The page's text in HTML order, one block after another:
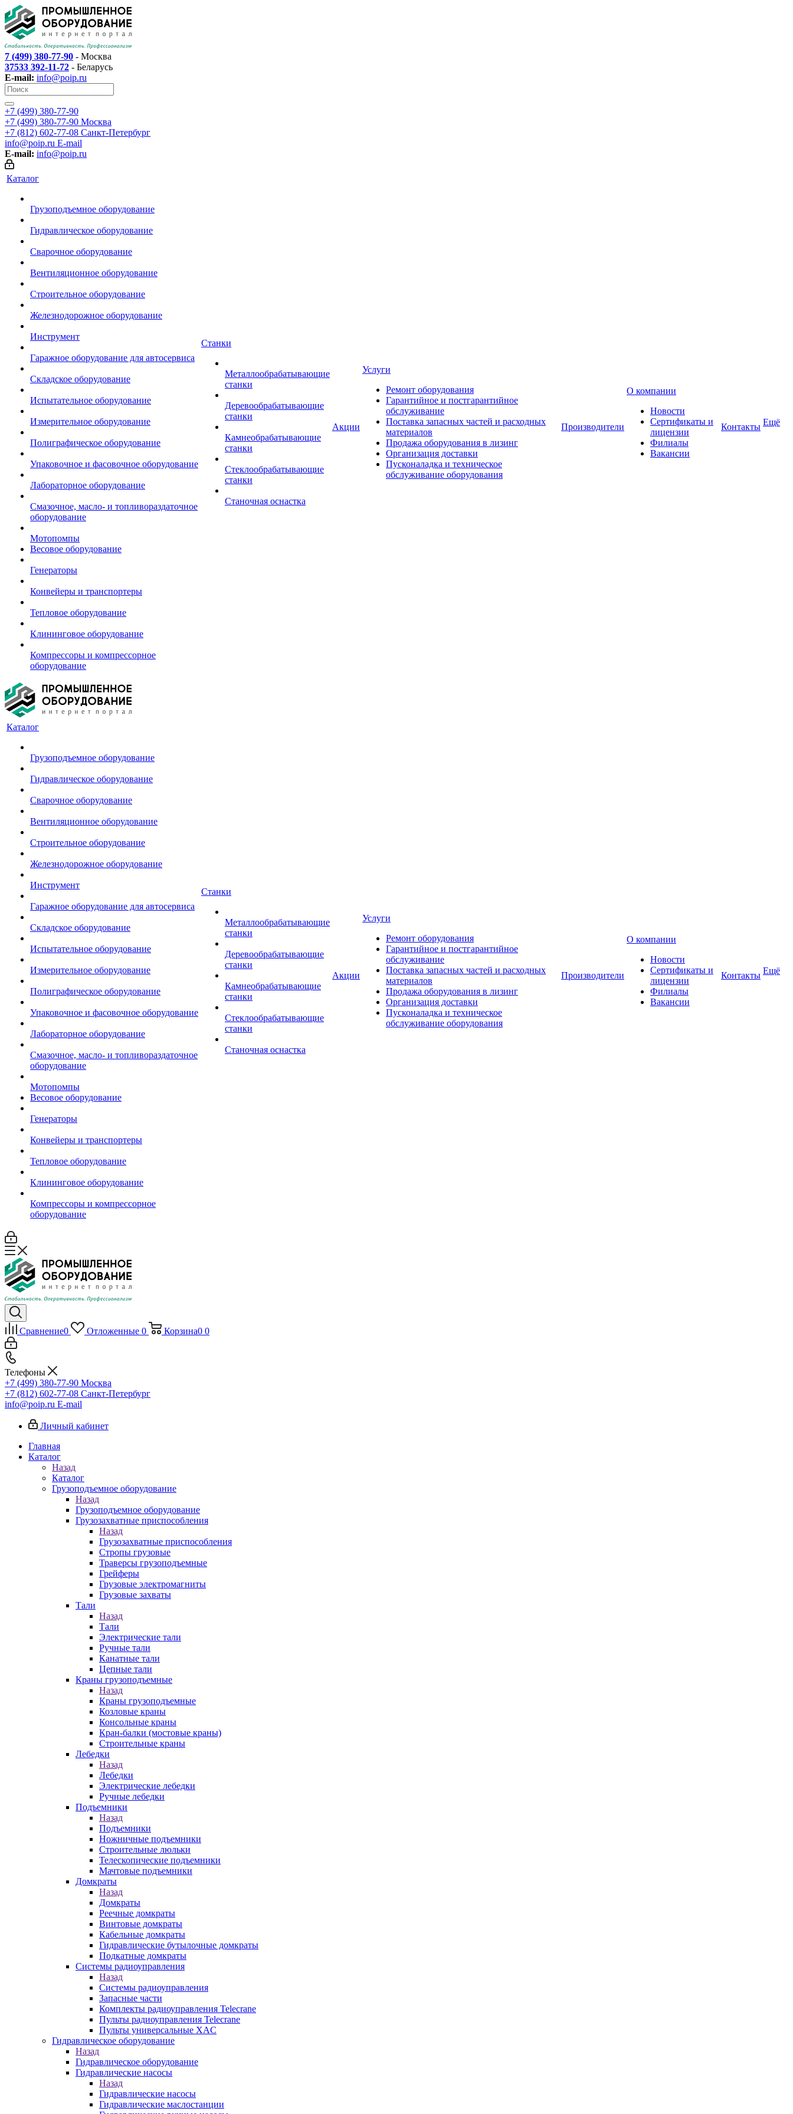
7 (499) 380-77-90 - Москва
37533 392-11-72 - Беларусь
E-mail: info@poip.ru
+7 (499) 380-77-90
+7 (499) 380-77-90 Москва
+7 (812) 602-77-08 Санкт-Петербург
info@poip.ru E-mail
E-mail: info@poip.ru
Каталог
Грузоподъемное оборудование
Гидравлическое оборудование
Сварочное оборудование
Вентиляционное оборудование
Строительное оборудование
Железнодорожное оборудование
Инструмент
Гаражное оборудование для автосервиса
Складское оборудование
Испытательное оборудование
Измерительное оборудование
Полиграфическое оборудование
Упаковочное и фасовочное оборудование
Лабораторное оборудование
Смазочное, масло- и топливораздаточное
оборудование
Мотопомпы
Весовое оборудование
Генераторы
Конвейеры и транспортеры
Тепловое оборудование
Клининговое оборудование
Компрессоры и компрессорное
оборудование
Станки
Металлообрабатывающие
станки
Деревообрабатывающие
станки
Камнеобрабатывающие
станки
Стеклообрабатывающие
станки
Станочная оснастка
Акции
Услуги
Ремонт оборудования
Гарантийное и постгарантийное
обслуживание
Поставка запасных частей и расходных
материалов
Продажа оборудования в лизинг
Организация доставки
Пусконаладка и техническое
обслуживание оборудования
Производители
О компании
Новости
Сертификаты и
лицензии
Филиалы
Вакансии
Контакты Ещё
Каталог
Грузоподъемное оборудование
Гидравлическое оборудование
Сварочное оборудование
Вентиляционное оборудование
Строительное оборудование
Железнодорожное оборудование
Инструмент
Гаражное оборудование для автосервиса
Складское оборудование
Испытательное оборудование
Измерительное оборудование
Полиграфическое оборудование
Упаковочное и фасовочное оборудование
Лабораторное оборудование
Смазочное, масло- и топливораздаточное
оборудование
Мотопомпы
Весовое оборудование
Генераторы
Конвейеры и транспортеры
Тепловое оборудование
Клининговое оборудование
Компрессоры и компрессорное
оборудование
Станки
Металлообрабатывающие
станки
Деревообрабатывающие
станки
Камнеобрабатывающие
станки
Стеклообрабатывающие
станки
Станочная оснастка
Акции
Услуги
Ремонт оборудования
Гарантийное и постгарантийное
обслуживание
Поставка запасных частей и расходных
материалов
Продажа оборудования в лизинг
Организация доставки
Пусконаладка и техническое
обслуживание оборудования
Производители
О компании
Новости
Сертификаты и
лицензии
Филиалы
Вакансии
Контакты Ещё
Сравнение0 Отложенные 0 Корзина0 0
Телефоны
+7 (499) 380-77-90 Москва
+7 (812) 602-77-08 Санкт-Петербург
info@poip.ru E-mail
Личный кабинет
Главная
Каталог
Назад
Каталог
Грузоподъемное оборудование
Назад
Грузоподъемное оборудование
Грузозахватные приспособления
Назад
Грузозахватные приспособления
Стропы грузовые
Траверсы грузоподъемные
Грейферы
Грузовые электромагниты
Грузовые захваты
Тали
Назад
Тали
Электрические тали
Ручные тали
Канатные тали
Цепные тали
Краны грузоподъемные
Назад
Краны грузоподъемные
Козловые краны
Консольные краны
Кран-балки (мостовые краны)
Строительные краны
Лебедки
Назад
Лебедки
Электрические лебедки
Ручные лебедки
Подъемники
Назад
Подъемники
Ножничные подъемники
Строительные люльки
Телескопические подъемники
Мачтовые подъемники
Домкраты
Назад
Домкраты
Реечные домкраты
Винтовые домкраты
Кабельные домкраты
Гидравлические бутылочные домкраты
Подкатные домкраты
Системы радиоуправления
Назад
Системы радиоуправления
Запасные части
Комплекты радиоуправления Telecrane
Пульты радиоуправления Telecrane
Пульты универсальные XAC
Гидравлическое оборудование
Назад
Гидравлическое оборудование
Гидравлические насосы
Назад
Гидравлические насосы
Гидравлические маслостанции